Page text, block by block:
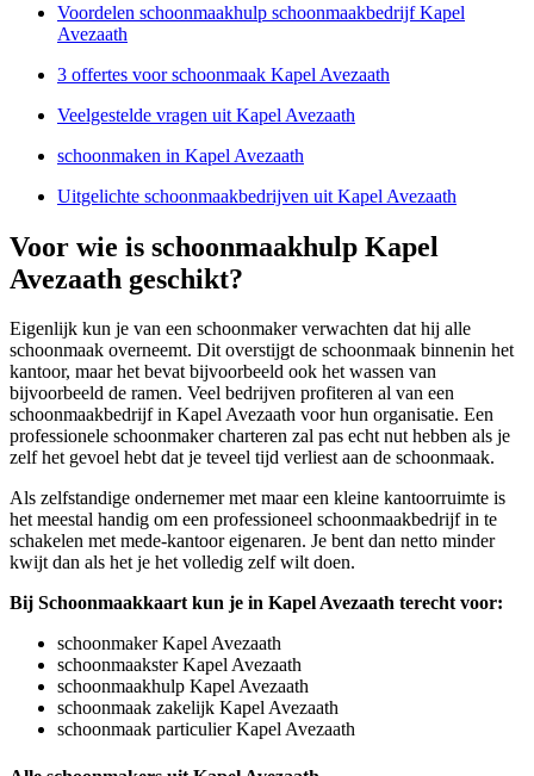
Voordelen schoonmaakhulp schoonmaakbedrijf Kapel
Avezaath
3 offertes voor schoonmaak Kapel Avezaath
Veelgestelde vragen uit Kapel Avezaath
schoonmaken in Kapel Avezaath
Uitgelichte schoonmaakbedrijven uit Kapel Avezaath
Voor wie is schoonmaakhulp Kapel
Avezaath geschikt?
Eigenlijk kun je van een schoonmaker verwachten dat hij alle
schoonmaak overneemt. Dit overstijgt de schoonmaak binnenin het
kantoor, maar het bevat bijvoorbeeld ook het wassen van
bijvoorbeeld de ramen. Veel bedrijven profiteren al van een
schoonmaakbedrijf in Kapel Avezaath voor hun organisatie. Een
professionele schoonmaker charteren zal pas echt nut hebben als je
zelf het gevoel hebt dat je teveel tijd verliest aan de schoonmaak.
Als zelfstandige ondernemer met maar een kleine kantoorruimte is
het meestal handig om een professioneel schoonmaakbedrijf in te
schakelen met mede-kantoor eigenaren. Je bent dan netto minder
kwijt dan als het je het volledig zelf wilt doen.
Bij Schoonmaakkaart kun je in Kapel Avezaath terecht voor:
schoonmaker Kapel Avezaath
schoonmaakster Kapel Avezaath
schoonmaakhulp Kapel Avezaath
schoonmaak zakelijk Kapel Avezaath
schoonmaak particulier Kapel Avezaath